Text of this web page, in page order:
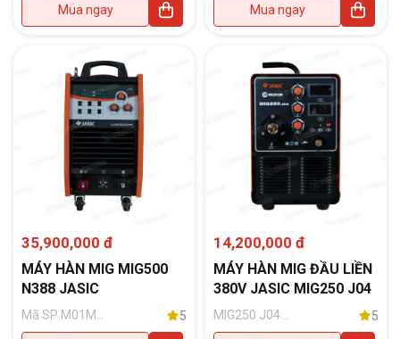
theo: 02 Đầu
nối nhanh
Mua ngay
kèm: Súng hàn
15AK-3M
Kẹp mát có
cáp dài 3m)
Mua ngay
35,900,000 đ
MÁY HÀN MIG MIG500
N388 JASIC
Mã SP M01M-
011056, Phụ
5
14,200,000 đ
MÁY HÀN MIG ĐẦU LIỀN
380V JASIC MIG250 J04
MIG250 J04
(Phụ kiện đi
5